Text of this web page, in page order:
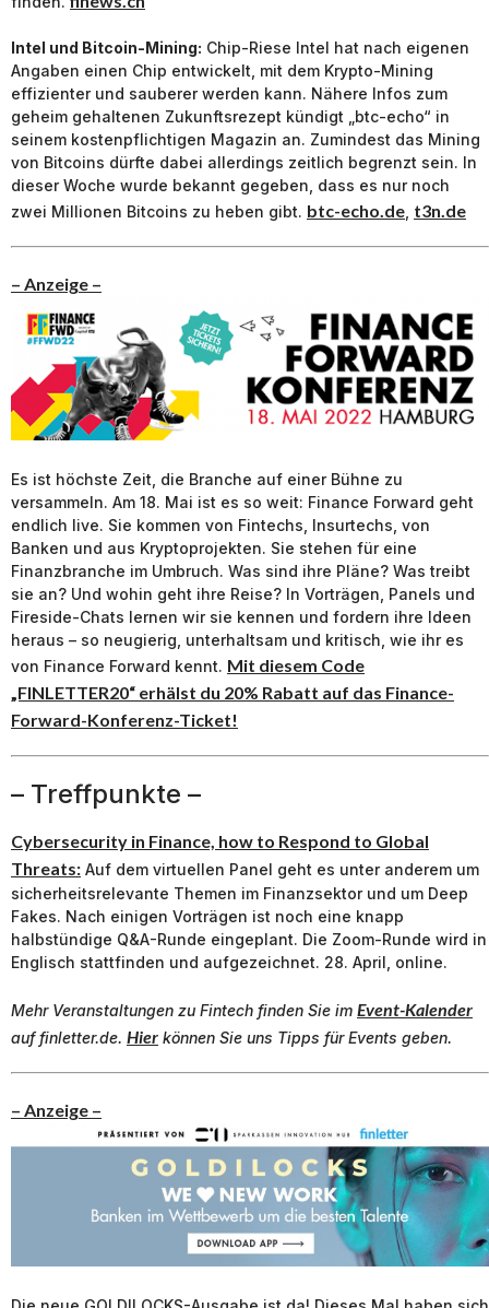
Intel und Bitcoin-Mining: Chip-Riese Intel hat nach eigenen
Angaben einen Chip entwickelt, mit dem Krypto-Mining
effizienter und sauberer werden kann. Nähere Infos zum
geheim gehaltenen Zukunftsrezept kündigt „btc-echo“ in
seinem kostenpflichtigen Magazin an. Zumindest das Mining
von Bitcoins dürfte dabei allerdings zeitlich begrenzt sein. In
dieser Woche wurde bekannt gegeben, dass es nur noch
zwei Millionen Bitcoins zu heben gibt. btc-echo.de t3n.de
– Anzeige –
Es ist höchste Zeit, die Branche auf einer Bühne zu
versammeln. Am 18. Mai ist es so weit: Finance Forward geht
endlich live. Sie kommen von Fintechs, Insurtechs, von
Banken und aus Kryptoprojekten. Sie stehen für eine
Finanzbranche im Umbruch. Was sind ihre Pläne? Was treibt
sie an? Und wohin geht ihre Reise? In Vorträgen, Panels und
Fireside-Chats lernen wir sie kennen und fordern ihre Ideen
heraus – so neugierig, unterhaltsam und kritisch, wie ihr es
von Finance Forward kennt. Mit diesem Code
„FINLETTER20“ erhälst du 20% Rabatt auf das Finance-
Forward-Konferenz-Ticket!
– Treffpunkte –
Cybersecurity in Finance, how to Respond to Global
Threats: Auf dem virtuellen Panel geht es unter anderem um
sicherheitsrelevante Themen im Finanzsektor und um Deep
Fakes. Nach einigen Vorträgen ist noch eine knapp
halbstündige Q&A-Runde eingeplant. Die Zoom-Runde wird in
Englisch stattfinden und aufgezeichnet. 28. April, online.
Mehr Veranstaltungen zu Fintech finden Sie im Event-Kalender
auf finletter.de. Hier können Sie uns Tipps für Events geben.
– Anzeige –